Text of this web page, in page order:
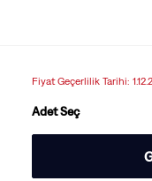
Fiyat Geçerlilik Tarihi:
Adet Seç